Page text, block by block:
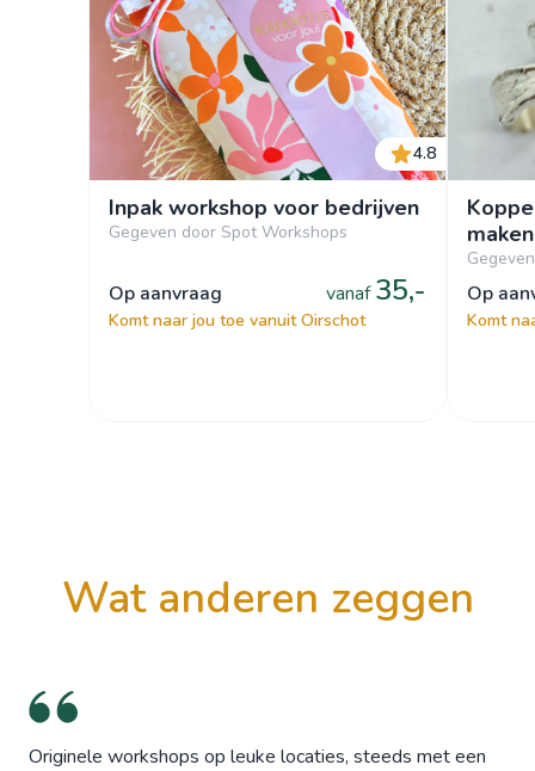
4.8
Inpak workshop voor bedrijven
Gegeven door Spot Workshops
op aanvraag vanaf 35,-
Komt naar jou toe vanuit Oirschot
maken
op
Komt
wat anderen zeggen
Originele workshops op leuke locaties, steeds met een